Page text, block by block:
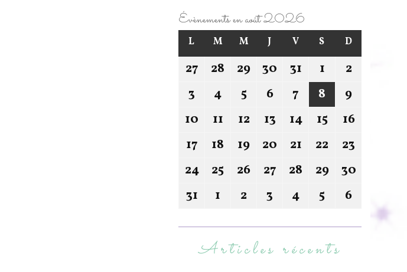
Évènements en août 2026
L M M J V S D
27 28 29 30 31 1
2
3
4 5 6 7 8
9
10
11 12 13 14 15
16
17
18 19 20 21 22
23
24
25 26 27 28 29
30
31
1 2 3 4 5 6
Articles récents